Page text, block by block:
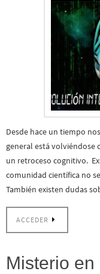
Desde hace un tiempo
general está volviéndose
un retroceso cognitivo.
comunidad científica no
También existen dudas
ACCEDER
Misterio